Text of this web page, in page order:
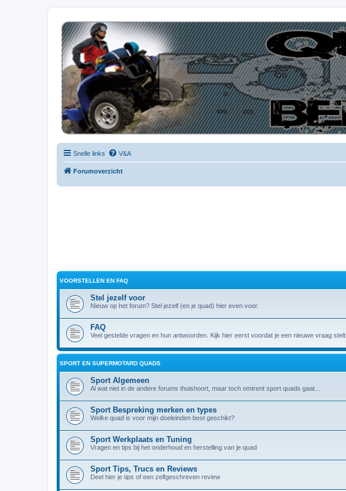
| QFB |
Hét quadforum van de Benelux
Snelle links V&A
Forumoverzicht
VOORSTELLEN EN FAQ
Stel jezelf voor
Nieuw op het forum? Stel jezelf (en je quad) hier even voor.
FAQ
Veel gestelde vragen en hun antwoorden. Kijk hier eerst voordat je een nieuwe vraag stelt.
SPORT EN SUPERMOTARD QUADS
Sport Algemeen
Al wat niet in de andere forums thuishoort, maar toch omtrent sport quads gaat...
Sport Bespreking merken en types
Welke quad is voor mijn doeleinden best geschikt?
Sport Werkplaats en Tuning
Vragen en tips bij het onderhoud en herstelling van je quad
Sport Tips, Trucs en Reviews
Deel hier je tips of een zelfgeschreven review